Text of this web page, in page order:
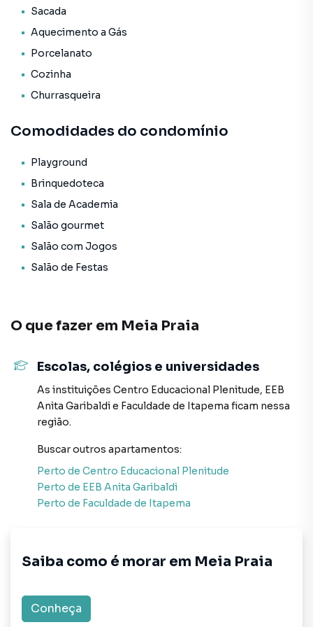
* Porcelanato;
* Aquecimento a Gás;
* Fechadura eletrônica na porta de entrada.
O Empreendimento / Área de lazer:
* Academia;
* Playground;
* Lounge;
* Entrada p/ banhistas e box de praia;
* Hidromassagem;
* Brinquedoteca;
* Elevador;
* Piscina;
* Circuito Tv;
Forma de pagamento:
> Valor total: R$ 1.550.000,00
> Entrada + saldo parcelado em até 24 vezes mensais
> Para mais informações, consulte um de nossos
AGENDE JÁ SUA VISITA!
O valor do imóvel poderá sofrer alteração sem aviso
prévio.
Meia Praia, em Itapema. Não encontrou o que procurava
Itapema? Entre em contato com nossa equipe pelo
telefone (47) 99709-2710.
Sacada
Aquecimento a Gás
Porcelanato
Cozinha
Churrasqueira
Comodidades do condomínio
Playground
Brinquedoteca
Sala de Academia
Salão gourmet
Salão com Jogos
Salão de Festas
O que fazer em Meia Praia
Escolas, colégios e universidades
As instituições Centro Educacional Plenitude, EEB
Anita Garibaldie Faculdade de Itapema ficam nessa
região.
Buscar outros apartamentos:
Perto de Centro Educacional Plenitude
Perto de EEB Anita Garibaldi
Perto de Faculdade de Itapema
Saiba como é morar em Meia Praia
Conheça